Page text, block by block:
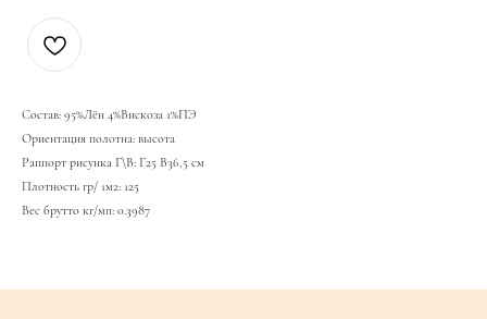
Состав: 95%Лён 4%Вискоза 1%ПЭ
Ориентация полотна: высота
Раппорт рисунка Г\В: Г25 В36,5 см
Плотность гр/ 1м2: 125
Вес брутто кг/мп: 0.3987